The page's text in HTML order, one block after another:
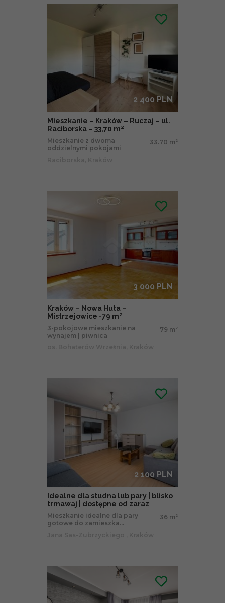
2 400 PLN
Mieszkanie – Kraków – Ruczaj – ul.
Raciborska – 33,70 m²
Mieszkanie z dwoma
oddzielnymi pokojami
33.70 m 2
3 000 PLN
Kraków – Nowa Huta –
Mistrzejowice -79 m²
3-pokojowe mieszkanie na
wynajem | piwnica
79 m 2
2 100 PLN
Idealne dla studna lub pary | blisko
trmawaj | dostępne od zaraz
Mieszkanie idealne dla pary
gotowe do zamieszka...
36 m 2